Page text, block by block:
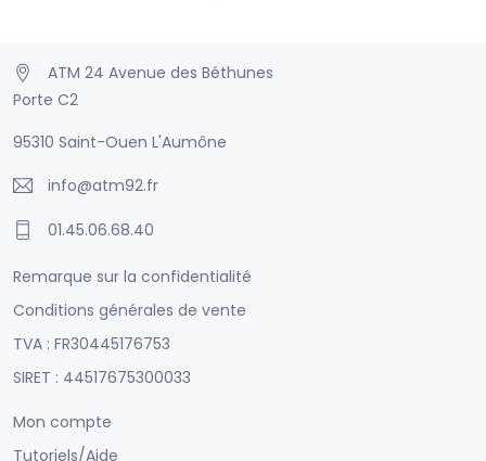
ATM 24 Avenue des Béthunes
Porte C2
95310 Saint-Ouen L'Aumône
info@atm92.fr
01.45.06.68.40
Remarque sur la confidentialité
Conditions générales de vente
TVA : FR30445176753
SIRET : 44517675300033
Mon compte
Tutoriels/Aide